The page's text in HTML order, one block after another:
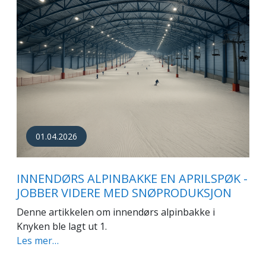
01.04.2026
INNENDØRS ALPINBAKKE EN APRILSPØK -
JOBBER VIDERE MED SNØPRODUKSJON
Denne artikkelen om innendørs alpinbakke i
Knyken ble lagt ut 1.
Les mer…